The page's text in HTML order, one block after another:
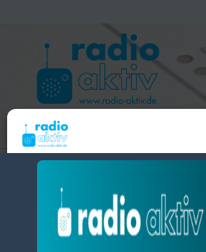
zustimmst, können wir Daten wie das
verarbeiten. Wenn du deine Zustimmung nicht
und Funktionen beeinträchtigt werden.
Hameln 99.3 – Bad Pyrmont 94.8
BlogDatabyThemeansar.